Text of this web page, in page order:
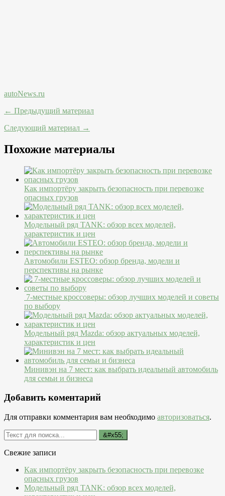
autoNews.ru
← Предыдущий материал
Следующий материал →
Похожие материалы
Как импортёру закрыть безопасность при перевозке
опасных грузов
Модельный ряд TANK: обзор всех моделей,
характеристик и цен
Автомобили ESTEO: обзор бренда, модели и
перспективы на рынке
7-местные кроссоверы: обзор лучших моделей и советы
по выбору
Модельный ряд Mazda: обзор актуальных моделей,
характеристик и цен
Минивэн на 7 мест: как выбрать идеальный автомобиль
для семьи и бизнеса
Добавить коментарий
Для отправки комментария вам необходимо авторизоваться.
Свежие записи
Как импортёру закрыть безопасность при перевозке
опасных грузов
Модельный ряд TANK: обзор всех моделей,